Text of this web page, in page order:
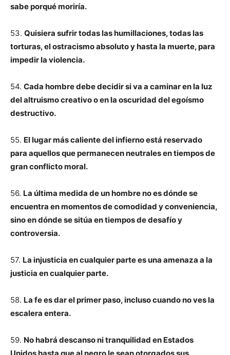
sabe porqué moriría.
53. Quisiera sufrir todas las humillaciones, todas las
torturas, el ostracismo absoluto y hasta la muerte, para
impedir la violencia.
54. Cada hombre debe decidir si va a caminar en la luz
del altruismo creativo o en la oscuridad del egoísmo
destructivo.
55. El lugar más caliente del infierno está reservado
para aquellos que permanecen neutrales en tiempos de
gran conflicto moral.
56. La última medida de un hombre no es dónde se
encuentra en momentos de comodidad y conveniencia,
sino en dónde se sitúa en tiempos de desafío y
controversia.
57. La injusticia en cualquier parte es una amenaza a la
justicia en cualquier parte.
58. La fe es dar el primer paso, incluso cuando no ves la
escalera entera.
59. No habrá descanso ni tranquilidad en Estados